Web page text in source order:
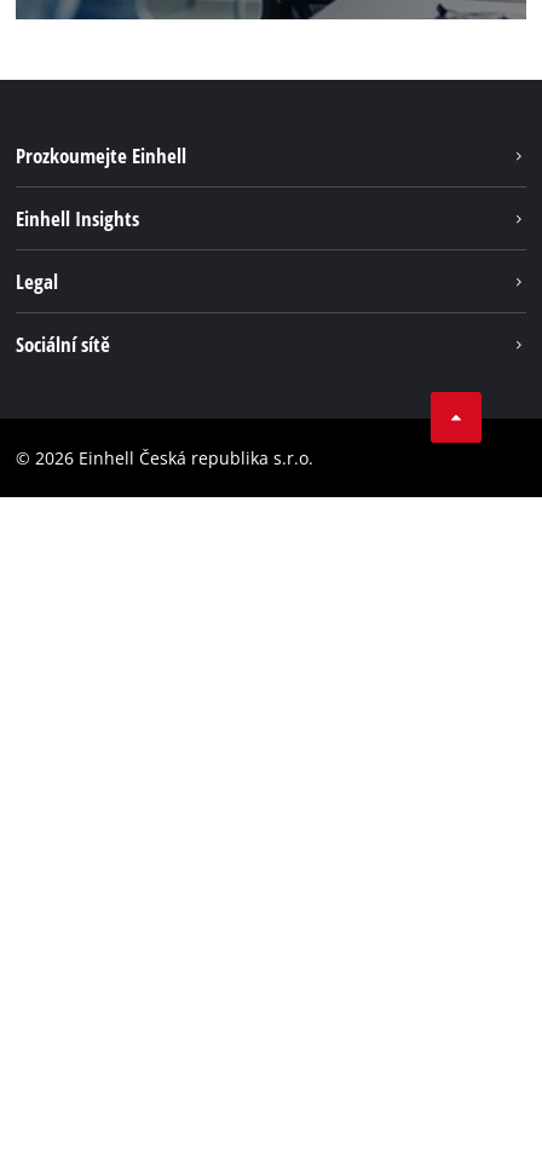
Prozkoumejte Einhell
Systém akumulátorů
Bezúhlíková energie
Einhell Insights
Einhell celosvětově
Legal
Prohlášení o přístupnosti
Sociální sítě
Instagram
© 2026 Einhell Česká republika s.r.o.